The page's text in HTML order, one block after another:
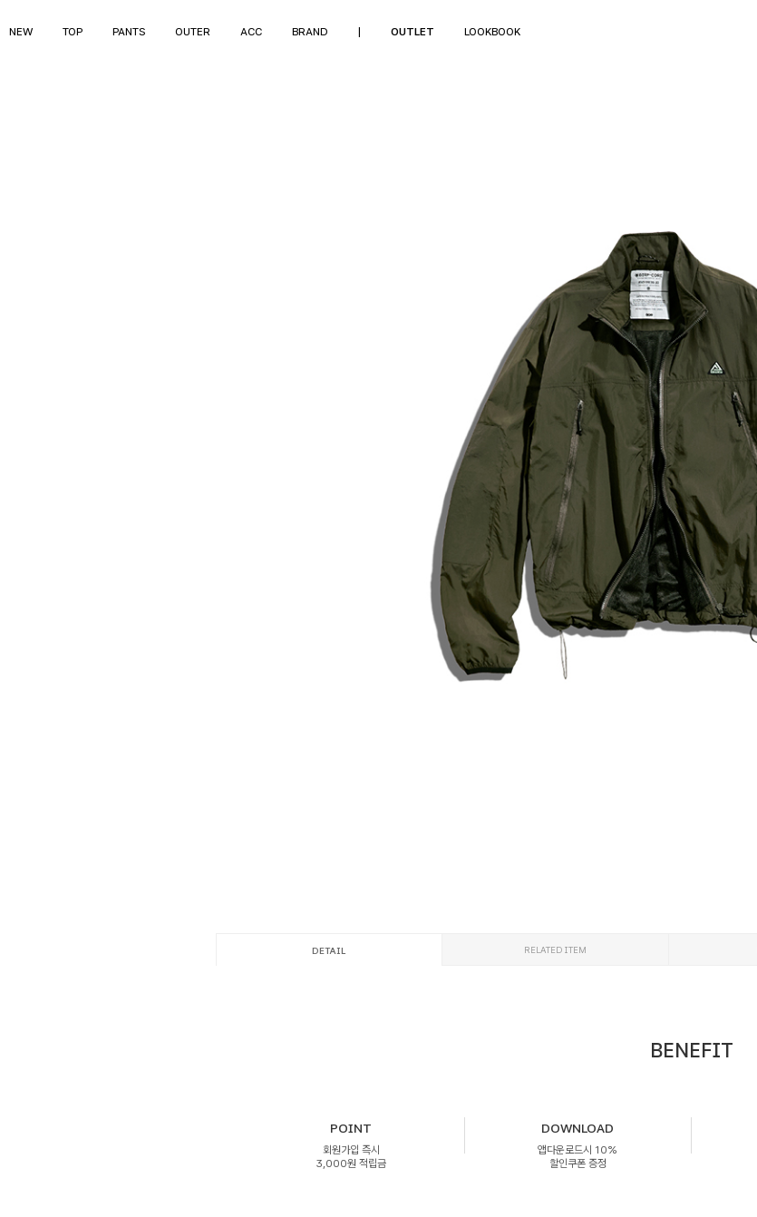
NEW TOP PANTS OUTER ACC BRAND OUTLET LOOKBOOK
DETAIL RELATED ITEM
BENEFIT
POINT
회원가입 즉시
3,000원 적립금
DOWNLOAD
앱다운로드시 10%
할인쿠폰 증정